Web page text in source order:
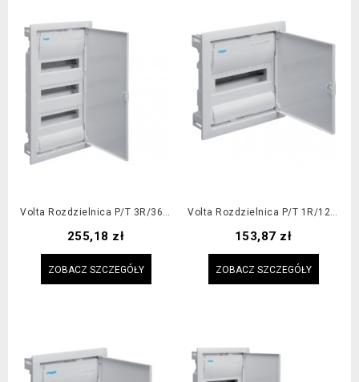
Volta Rozdzielnica P/t 3R/36M II Kl IP30
Cena
255,18 zł
ZOBACZ SZCZEGÓŁY
Volta Rozdzielnica P/t 1R/12M II Kl IP30
Cena
153,87 zł
ZOBACZ SZCZEGÓŁY